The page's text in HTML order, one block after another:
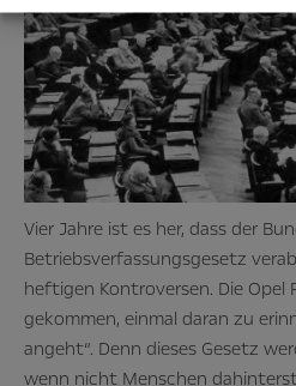
Vier Jahre ist es her, dass der
Betriebsverfassungsgesetz
heftigen Kontroversen. Die Opel
gekommen, einmal daran zu
angeht“. Denn dieses Gesetz
wenn nicht Menschen